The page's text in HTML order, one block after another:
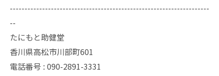
--------------------------------------------------------------------
--
たにもと助健堂
香川県高松市川部町601
電話番号 : 090-2891-3331